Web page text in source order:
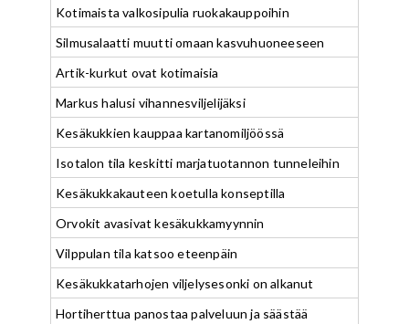
Kotimaista valkosipulia ruokakauppoihin
Silmusalaatti muutti omaan kasvuhuoneeseen
Artik-kurkut ovat kotimaisia
Markus halusi vihannesviljelijäksi
Kesäkukkien kauppaa kartanomiljöössä
Isotalon tila keskitti marjatuotannon tunneleihin
Kesäkukkakauteen koetulla konseptilla
Orvokit avasivat kesäkukkamyynnin
Vilppulan tila katsoo eteenpäin
Kesäkukkatarhojen viljelysesonki on alkanut
Hortiherttua panostaa palveluun ja säästää